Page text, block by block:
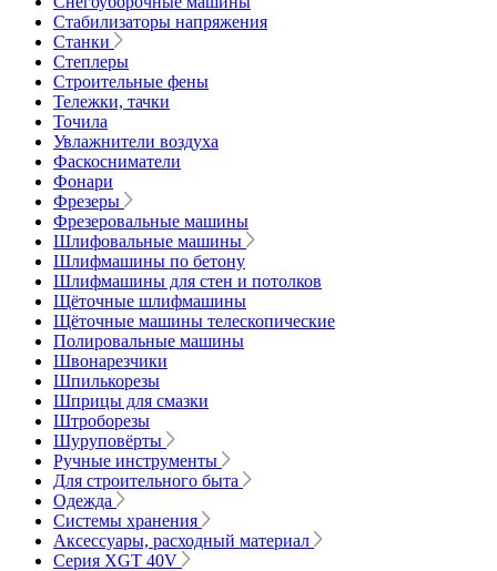
Стабилизаторы напряжения
Станки
Степлеры
Строительные фены
Тележки, тачки
Точила
Увлажнители воздуха
Фаскосниматели
Фонари
Фрезеры
Фрезеровальные машины
Шлифовальные машины
Шлифмашины по бетону
Шлифмашины для стен и потолков
Щёточные шлифмашины
Щёточные машины телескопические
Полировальные машины
Швонарезчики
Шпилькорезы
Шприцы для смазки
Штроборезы
Шуруповёрты
Ручные инструменты
Для строительного быта
Одежда
Системы хранения
Аксессуары, расходный материал
Серия XGT 40V